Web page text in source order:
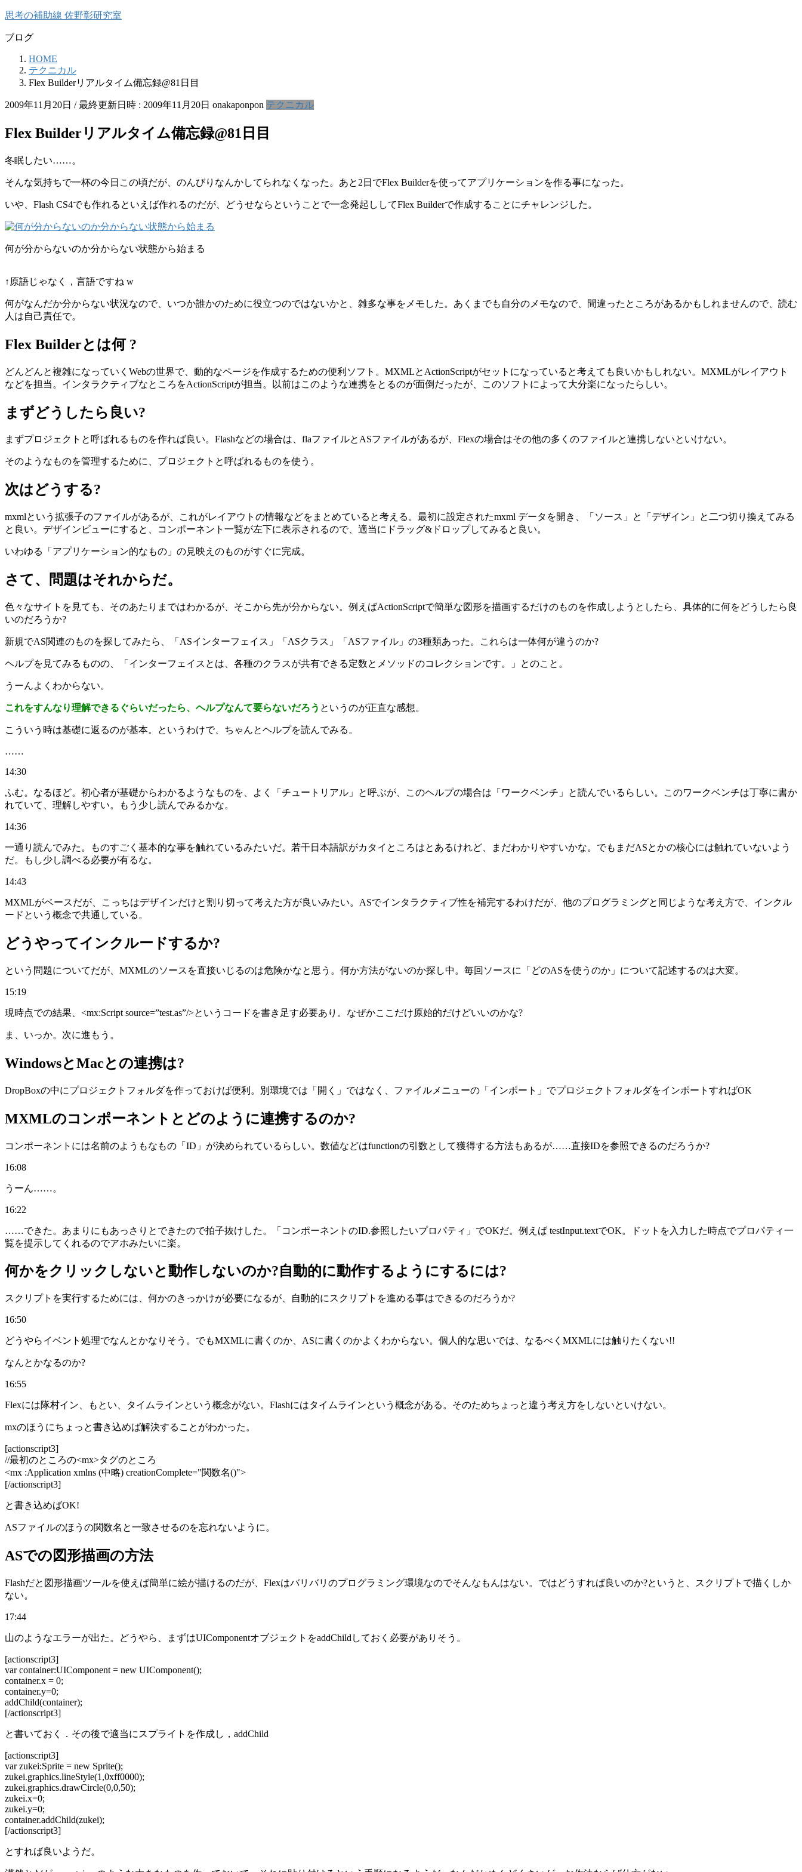
コ
テ
キ
プ
ナ
ゲ
に
動
思考の補助線 佐野彰研究室
ブログ
HOME
テクニカル
Flex Builderリアルタイム備忘録@81日目
2009年11月20日 / 最終更新日時 : 2009年11月20日 onakaponpon テクニカル
Flex Builderリアルタイム備忘録@81日目
冬眠したい……。
そんな気持ちで一杯の今日この頃だが、のんびりなんかしてられなくなった。あと2日でFlex Builderを使ってアプリケーションを作る事になった。
いや、Flash CS4でも作れるといえば作れるのだが、どうせならということで一念発起ししてFlex Builderで作成することにチャレンジした。
何が分からないのか分からない状態から始まる
↑原語じゃなく，言語ですね w
何がなんだか分からない状況なので、いつか誰かのために役立つのではないかと、雑多な事をメモした。あくまでも自分のメモなので、間違ったところがあるかもしれませんので、読む
人は自己責任で。
Flex Builderとは何 ?
どんどんと複雑になっていくWebの世界で、動的なページを作成するための便利ソフト。MXMLとActionScriptがセットになっていると考えても良いかもしれない。MXMLがレイアウト
などを担当。インタラクティブなところをActionScriptが担当。以前はこのような連携をとるのが面倒だったが、このソフトによって大分楽になったらしい。
まずどうしたら良い?
まずプロジェクトと呼ばれるものを作れば良い。Flashなどの場合は、flaファイルとASファイルがあるが、Flexの場合はその他の多くのファイルと連携しないといけない。
そのようなものを管理するために、プロジェクトと呼ばれるものを使う。
次はどうする?
mxmlという拡張子のファイルがあるが、これがレイアウトの情報などをまとめていると考える。最初に設定されたmxml データを開き、「ソース」と「デザイン」と二つ切り換えてみる
と良い。デザインビューにすると、コンポーネント一覧が左下に表示されるので、適当にドラッグ&ドロップしてみると良い。
いわゆる「アプリケーション的なもの」の見映えのものがすぐに完成。
さて、問題はそれからだ。
色々なサイトを見ても、そのあたりまではわかるが、そこから先が分からない。例えばActionScriptで簡単な図形を描画するだけのものを作成しようとしたら、具体的に何をどうしたら良
いのだろうか?
新規でAS関連のものを探してみたら、「ASインターフェイス」「ASクラス」「ASファイル」の3種類あった。これらは一体何が違うのか?
ヘルプを見てみるものの、「インターフェイスとは、各種のクラスが共有できる定数とメソッドのコレクションです。」とのこと。
うーんよくわからない。
これをすんなり理解できるぐらいだったら、ヘルプなんて要らないだろう というのが正直な感想。
こういう時は基礎に返るのが基本。というわけで、ちゃんとヘルプを読んでみる。
……
14:30
ふむ。なるほど。初心者が基礎からわかるようなものを、よく「チュートリアル」と呼ぶが、このヘルプの場合は「ワークベンチ」と読んでいるらしい。このワークベンチは丁寧に書か
れていて、理解しやすい。もう少し読んでみるかな。
14:36
一通り読んでみた。ものすごく基本的な事を触れているみたいだ。若干日本語訳がカタイところはとあるけれど、まだわかりやすいかな。でもまだASとかの核心には触れていないよう
だ。もし少し調べる必要が有るな。
14:43
MXMLがベースだが、こっちはデザインだけと割り切って考えた方が良いみたい。ASでインタラクティブ性を補完するわけだが、他のプログラミングと同じような考え方で、インクル
ードという概念で共通している。
どうやってインクルードするか?
という問題についてだが、MXMLのソースを直接いじるのは危険かなと思う。何か方法がないのか探し中。毎回ソースに「どのASを使うのか」について記述するのは大変。
15:19
現時点での結果、<mx:Script source=”test.as”/>というコードを書き足す必要あり。なぜかここだけ原始的だけどいいのかな?
ま、いっか。次に進もう。
WindowsとMacとの連携は?
DropBoxの中にプロジェクトフォルダを作っておけば便利。別環境では「開く」ではなく、ファイルメニューの「インポート」でプロジェクトフォルダをインポートすればOK
MXMLのコンポーネントとどのように連携するのか?
コンポーネントには名前のようもなもの「ID」が決められているらしい。数値などはfunctionの引数として獲得する方法もあるが……直接IDを参照できるのだろうか?
16:08
うーん……。
16:22
……できた。あまりにもあっさりとできたので拍子抜けした。「コンポーネントのID.参照したいプロパティ」でOKだ。例えば testInput.textでOK。ドットを入力した時点でプロパティ一
覧を提示してくれるのでアホみたいに楽。
何かをクリックしないと動作しないのか?自動的に動作するようにするには?
スクリプトを実行するためには、何かのきっかけが必要になるが、自動的にスクリプトを進める事はできるのだろうか?
16:50
どうやらイベント処理でなんとかなりそう。でもMXMLに書くのか、ASに書くのかよくわからない。個人的な思いでは、なるべくMXMLには触りたくない!!
なんとかなるのか?
16:55
Flexには隊村イン、もとい、タイムラインという概念がない。Flashにはタイムラインという概念がある。そのためちょっと違う考え方をしないといけない。
mxのほうにちょっと書き込めば解決することがわかった。
[actionscript3]
//最初のところの<mx>タグのところ
<mx :Application xmlns (中略) creationComplete="関数名()">
[/actionscript3]
と書き込めばOK!
ASファイルのほうの関数名と一致させるのを忘れないように。
ASでの図形描画の方法
Flashだと図形描画ツールを使えば簡単に絵が描けるのだが、Flexはバリバリのプログラミング環境なのでそんなもんはない。ではどうすれば良いのか?というと、スクリプトで描くしか
ない。
17:44
山のようなエラーが出た。どうやら、まずはUIComponentオブジェクトをaddChildしておく必要がありそう。
[actionscript3]
var container:UIComponent = new UIComponent();
container.x = 0;
container.y=0;
addChild(container);
[/actionscript3]
と書いておく．その後で適当にスプライトを作成し，addChild
[actionscript3]
var zukei:Sprite = new Sprite();
zukei.graphics.lineStyle(1,0xff0000);
zukei.graphics.drawCircle(0,0,50);
zukei.x=0;
zukei.y=0;
container.addChild(zukei);
[/actionscript3]
とすれば良いようだ。